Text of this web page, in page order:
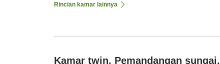
Rincian kamar lainnya
Kamar twin, Pemandangan sungai,